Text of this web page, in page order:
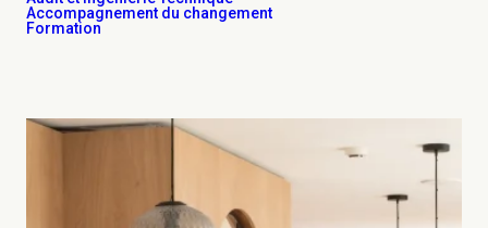
Accompagnement du changement
Formation